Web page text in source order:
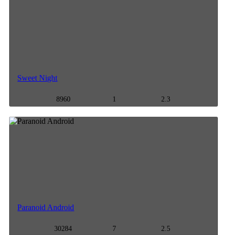
Sweet Night
8960 1 2.3
Paranoid Android
30284 7 2.5